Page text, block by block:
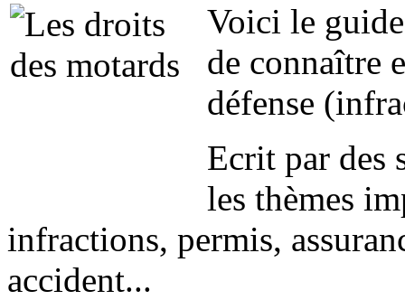
Voici le
de connaître
défense
Ecrit par des
les thèmes
infractions, permis,
accident...